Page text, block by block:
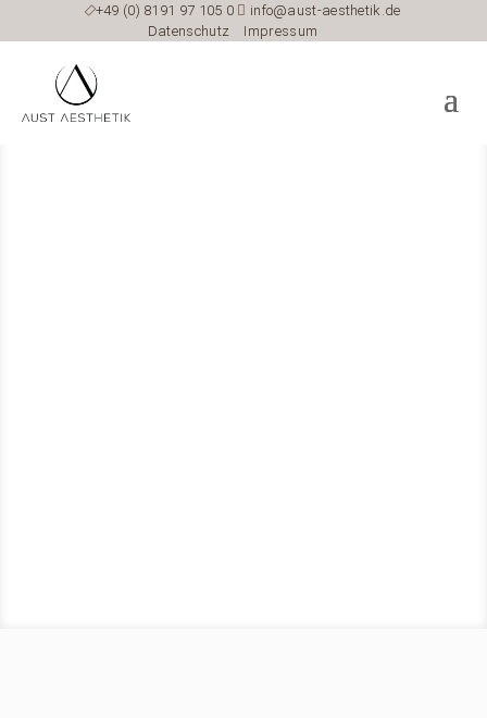
+49 (0) 8191 97 105 0  info@aust-aesthetik.de
Datenschutz
Impressum